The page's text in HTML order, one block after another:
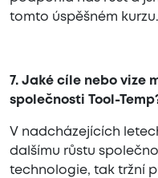
tomto úspěšném kurzu.
7. Jaké cíle nebo vize
společnosti Tool-
V nadcházejících
dalšímu růstu
technologie, tak tržní